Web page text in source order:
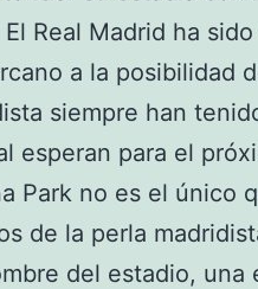
Real Madrid ha
a la posibilidad
siempre han
esperan para el
Park no es el único
de la perla
del estadio, una